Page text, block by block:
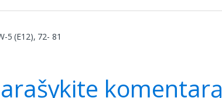
5 (E12), 72- 81
komentarą